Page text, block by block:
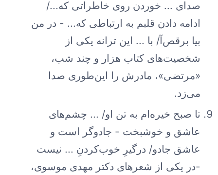
صدای ... خوردن روی خاطراتی که.../
ادامه دادن قلبم به ارتباطی که... - در من
بیا برقص‌آ/ با ... این ترانه یکی از
شخصیت‌های کتاب هزار و چند شب،
«مرتضی»، مادرش را این‌طوری صدا
می‌زد.
تا صبح خیره‌ام به تن او/ ... چشم‌های
عاشق و خوشبخت - جادوگر است و
عاشق جادو/ درگیرِ خوب‌کردنِ ... نیست
-در یکی از شعرهای دکتر مهدی موسوی،